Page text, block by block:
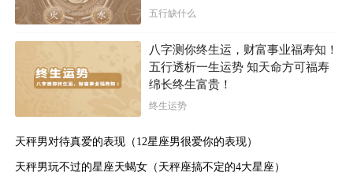
天秤座是一个非常善于分享和倾诉的星座。他们会把
自己的喜怒哀乐都与朋友和家人分享，寻求心灵的慰藉和
支持。然而，当他们不喜欢一个人时，这种分享和倾诉的
欲望就会消失得无影无踪。你会发现他们开始封闭自己的
心灵，不再向你倾诉自己的心事。他们会变得孤僻和沉
默，让你感到无法触及他们的内心世界。
五行缺什么
八字测你终生运，财富事业福寿知！
五行透析一生运势 知天命方可福寿
绵长终生富贵！
终生运势
天秤男对待真爱的表现（12星座男很爱你的表现）
天秤男玩不过的星座天蝎女（天秤座搞不定的4大星座）